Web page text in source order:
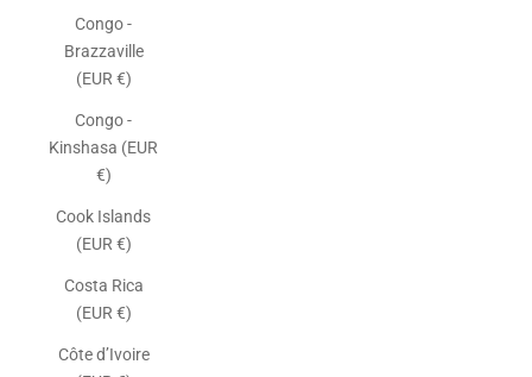
Congo -
Brazzaville
(EUR €)
Congo -
Kinshasa (EUR
€)
Cook Islands
(EUR €)
Costa Rica
(EUR €)
Côte d’Ivoire